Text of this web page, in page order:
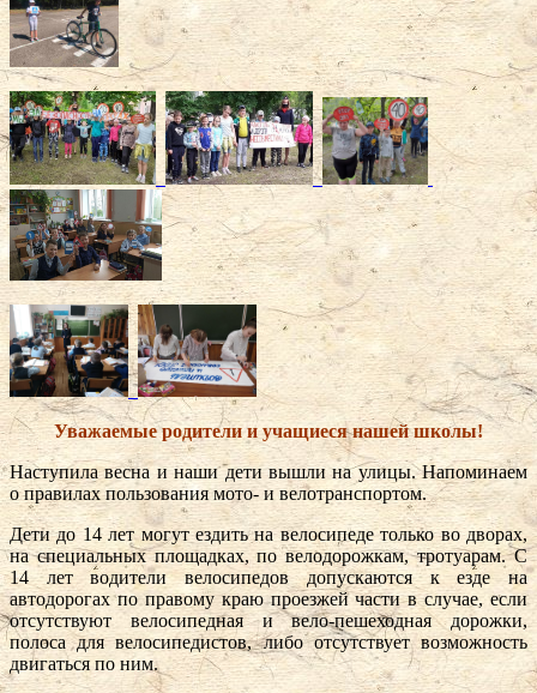
Уважаемые родители и учащиеся нашей школы!
Наступила весна и наши дети вышли на улицы. Напоминаем
о правилах пользования мото- и велотранспортом.
Дети до 14 лет могут ездить на велосипеде только во дворах,
на специальных площадках, по велодорожкам, тротуарам. С
14 лет водители велосипедов допускаются к езде на
автодорогах по правому краю проезжей части в случае, если
отсутствуют велосипедная и вело-пешеходная дорожки,
полоса для велосипедистов, либо отсутствует возможность
двигаться по ним.